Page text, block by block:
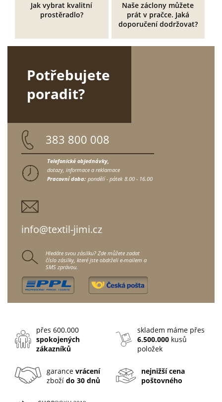
Jak vybrat kvalitní
prostěradlo?
Naše záclony můžete
prát v pračce. Jaká
doporučení dodržovat?
Potřebujete
poradit?
383 800 008
Telefonické objednávky,
dotazy, informace a reklamace
Pracovní doba: pondělí - pátek 8.00 - 16.00
info@textil-jimi.cz
Hledáte svou zásilku? Zde můžete zadat
číslo zásilky, které jste obdrželi e-mailem a
SMS zprávou.
přes 600.000
spokojených
zákazníků
skladem máme přes
6.500.000 kusů
položek
garancevrácení
zbožído 30 dnů
nejnižší cena
poštovného